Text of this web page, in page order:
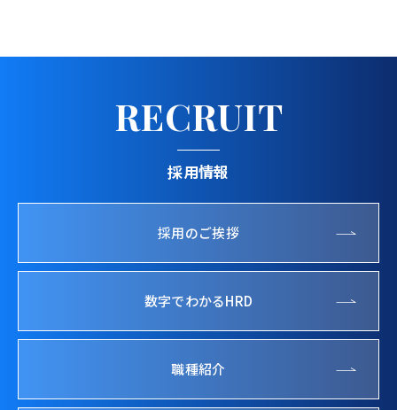
RECRUIT
採用情報
採用のご挨拶
数字でわかるHRD
職種紹介